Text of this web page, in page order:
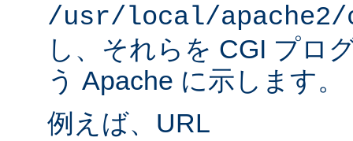
/usr/local/
し、それらを CGI プロ
う Apache に示します。
例えば、URL